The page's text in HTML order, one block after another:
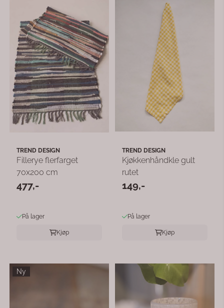
TREND DESIGN
Fillerye flerfarget
70x200 cm
477,-
På lager
Kjøp
TREND DESIGN
Kjøkkenhåndkle gult
rutet
149,-
På lager
Kjøp
Ny